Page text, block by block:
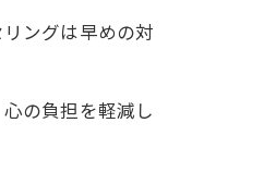
ングは早めの対
の負担を軽減し